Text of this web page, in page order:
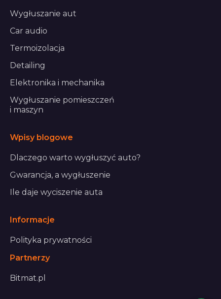
Wygłuszanie aut
Car audio
Termoizolacja
Detailing
Elektronika i mechanika
Wygłuszanie pomieszczeń
i maszyn
Wpisy blogowe
Dlaczego warto wygłuszyć auto?
Gwarancja, a wygłuszenie
Ile daje wyciszenie auta
Informacje
Polityka prywatności
Partnerzy
Bitmat.pl